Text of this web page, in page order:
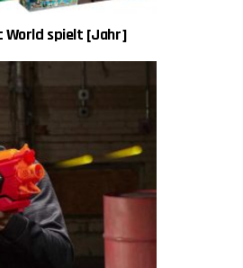
World spielt [Jahr]